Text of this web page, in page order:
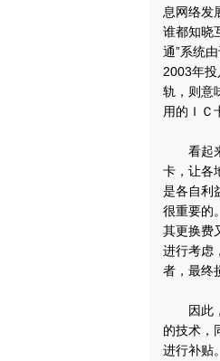
息网络发
谁都知晓
通”系统
2003年
轨，则意
用的ＩＣ
看起来
卡，让各
是各自利
很重要的
其更换费
进行考虑
者，最终
因此，
的技术，
进行补贴。